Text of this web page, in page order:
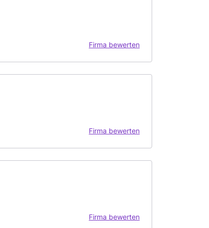
Firma bewerten
Firma bewerten
Firma bewerten